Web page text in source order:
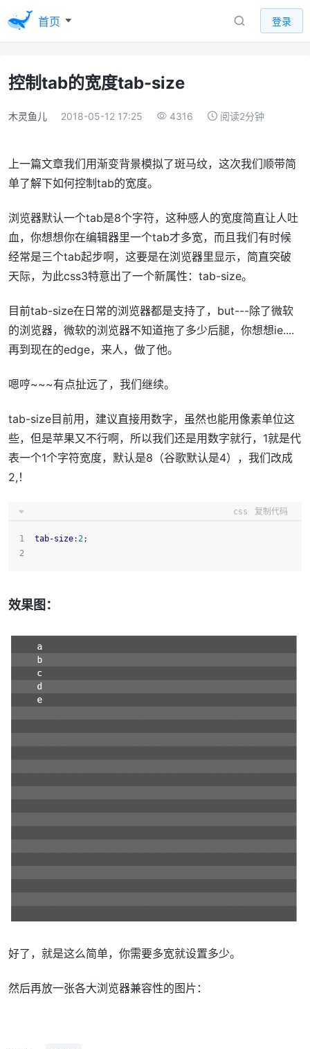
首页 登录
控制tab的宽度tab-size
木灵鱼儿 2018-05-12 17:25 4316 阅读2分钟
上一篇文章我们用渐变背景模拟了斑马纹，这次我们顺带简
单了解下如何控制tab的宽度。
浏览器默认一个tab是8个字符，这种感人的宽度简直让人吐
血，你想想你在编辑器里一个tab才多宽，而且我们有时候
经常是三个tab起步啊，这要是在浏览器里显示，简直突破
天际，为此css3特意出了一个新属性：tab-size。
目前tab-size在日常的浏览器都是支持了，but---除了微软
的浏览器，微软的浏览器不知道拖了多少后腿，你想想ie....
再到现在的edge，来人，做了他。
嗯哼~~~有点扯远了，我们继续。
tab-size目前用，建议直接用数字，虽然也能用像素单位这
些，但是苹果又不行啊，所以我们还是用数字就行，1就是代
表一个1个字符宽度，默认是8（谷歌默认是4），我们改成
2,！
css 复制代码
tab-size:2;
效果图：
好了，就是这么简单，你需要多宽就设置多少。
然后再放一张各大浏览器兼容性的图片：